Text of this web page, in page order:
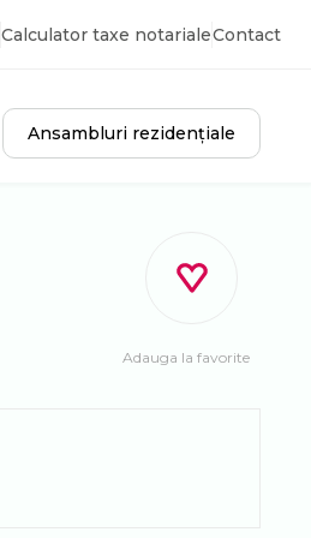
Calculator taxe notarialeContact
Ansambluri rezidențiale
Adauga la favorite